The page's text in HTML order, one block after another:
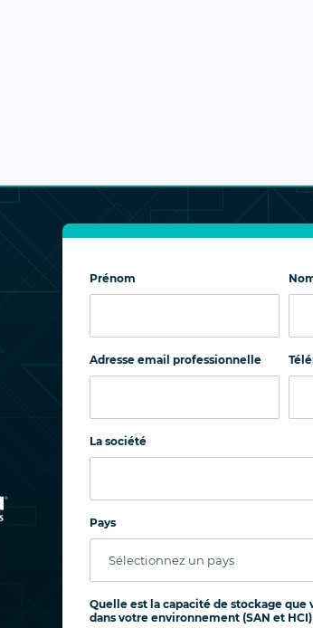
Protection et restauration
continues des données
un sinistre, une attaque virale ou
un autre événement perturbateur
sans avoir à exécuter de
sauvegarde explicite
Prénom
Adresse email professionnelle
La société
Pays
Quelle est la capacité de stockage
dans votre environnement (SAN et HCI)